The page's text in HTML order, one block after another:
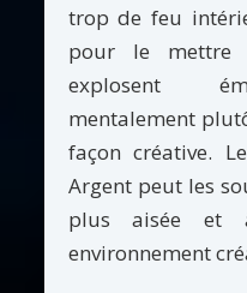
trop de feu
pour le mettre
explosent
mentalement
façon créative.
Argent peut les
plus aisée et
environnement